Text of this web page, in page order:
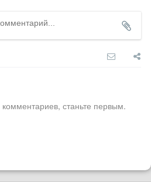
станьте первым.